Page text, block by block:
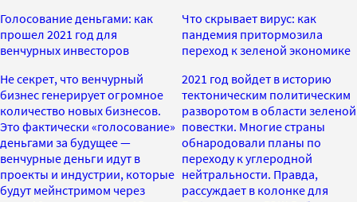
Голосование деньгами: как
прошел 2021 год для
венчурных инвесторов
Не секрет, что венчурный
бизнес генерирует огромное
количество новых бизнесов.
Это фактически «голосование»
деньгами за будущее —
венчурные деньги идут в
проекты и индустрии, которые
будут мейнстримом через
Что скрывает вирус: как
пандемия притормозила
переход к зеленой экономике
2021 год войдет в историю
тектоническим политическим
разворотом в области зеленой
повестки. Многие страны
обнародовали планы по
переходу к углеродной
нейтральности. Правда,
рассуждает в колонке для